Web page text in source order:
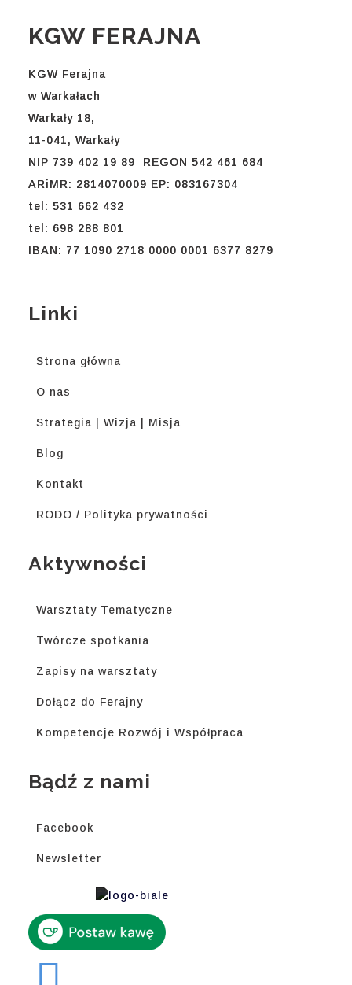
KGW FERAJNA
KGW Ferajna
w Warkałach
Warkały 18,
11-041, Warkały
NIP 739 402 19 89 REGON 542 461 684
ARiMR: 2814070009 EP: 083167304
tel: 531 662 432
tel: 698 288 801
IBAN: 77 1090 2718 0000 0001 6377 8279
Linki
Strona główna
O nas
Strategia | Wizja | Misja
Blog
Kontakt
RODO / Polityka prywatności
Aktywności
Warsztaty Tematyczne
Twórcze spotkania
Zapisy na warsztaty
Dołącz do Ferajny
Kompetencje Rozwój i Współpraca
Bądź z nami
Facebook
Newsletter